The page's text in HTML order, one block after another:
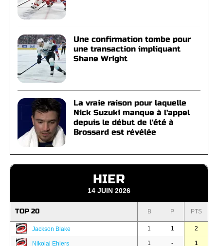
Une confirmation tombe pour
une transaction impliquant
Shane Wright
La vraie raison pour laquelle
Nick Suzuki manque à l'appel
depuis le début de l'été à
Brossard est révélée
HIER
14 JUIN 2026
TOP 20 B P PTS
Jackson Blake 1 1 2
Nikolaj Ehlers 1 - 1